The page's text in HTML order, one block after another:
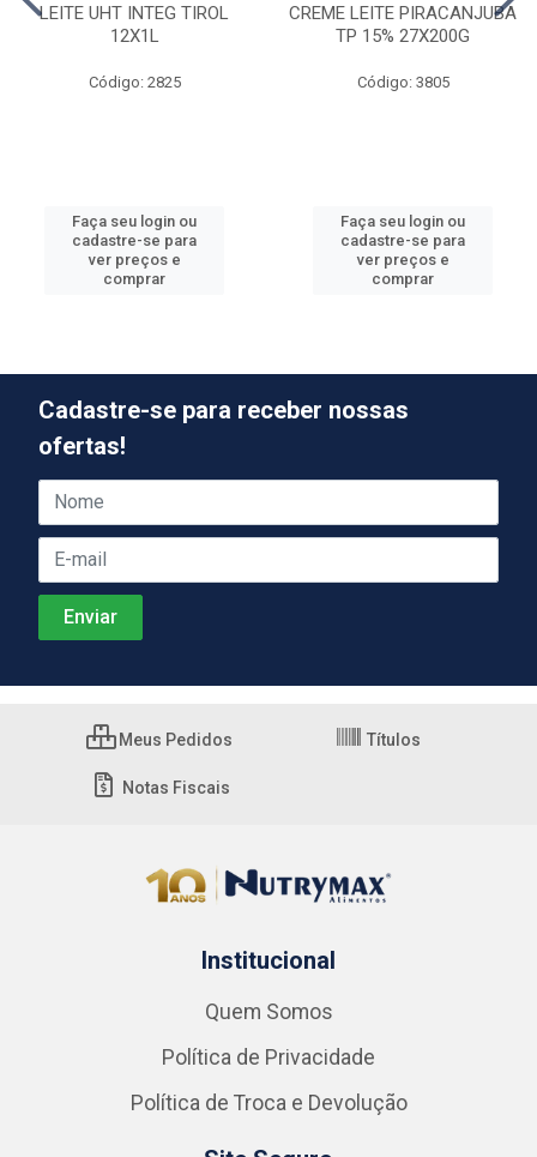
LEITE UHT INTEG TIROL
12X1L
Código: 2825
Faça seu login ou
cadastre-se para
ver preços e
comprar
CREME LEITE PIRACANJUBA
TP 15% 27X200G
Código: 3805
Faça seu login ou
cadastre-se para
ver preços e
comprar
Cadastre-se para receber nossas
ofertas!
Meus Pedidos Títulos
Notas Fiscais
Institucional
Quem Somos
Política de Privacidade
Política de Troca e Devolução